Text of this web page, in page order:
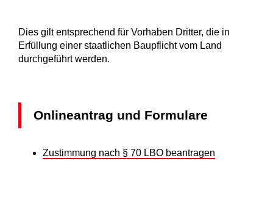
Dies gilt entsprechend für Vorhaben Dritter, die in
Erfüllung einer staatlichen Baupflicht vom Land
durchgeführt werden.
Onlineantrag und Formulare
Zustimmung nach § 70 LBO beantragen